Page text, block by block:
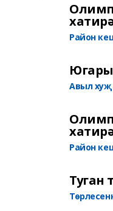
Район
Авыл
Район
Туган